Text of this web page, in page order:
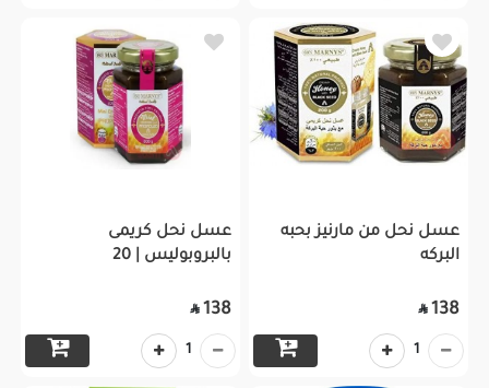
عسل نحل من مارنيز بحبه
البركه
138

1
عسل نحل كريمى
بالبروبوليس | 20
138

1